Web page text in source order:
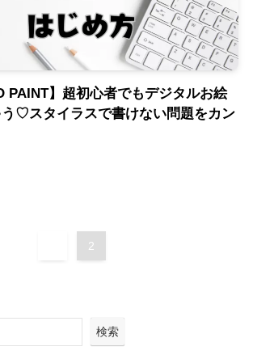
PAINT】超初心者でもデジタルお絵
♡スタイラスで書けない問題をカン
2
検索